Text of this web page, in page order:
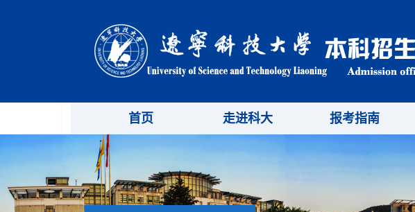
首页 走进科大 报考指南